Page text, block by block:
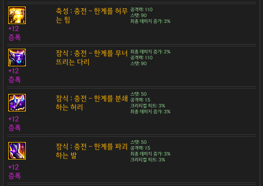
축성 : 충전 - 한계를 허무
는 힘
공격력: 110
스탯: 90
최종 데미지 증가: 3%
+12
증폭
잠식 : 충전 - 한계를 무너
뜨리는 다리
최종 데미지 증가: 2%
공격력: 110
스탯: 90
+12
증폭
잠식 : 충전 - 한계를 분쇄
하는 허리
스탯: 50
공격력: 15
크리티컬 히트: 3%
최종 데미지 증가: 3%
+12
증폭
잠식 : 충전 - 한계를 파괴
하는 발
스탯: 50
공격력: 15
최종 데미지 증가: 3%
크리티컬 히트: 3%
+12
증폭